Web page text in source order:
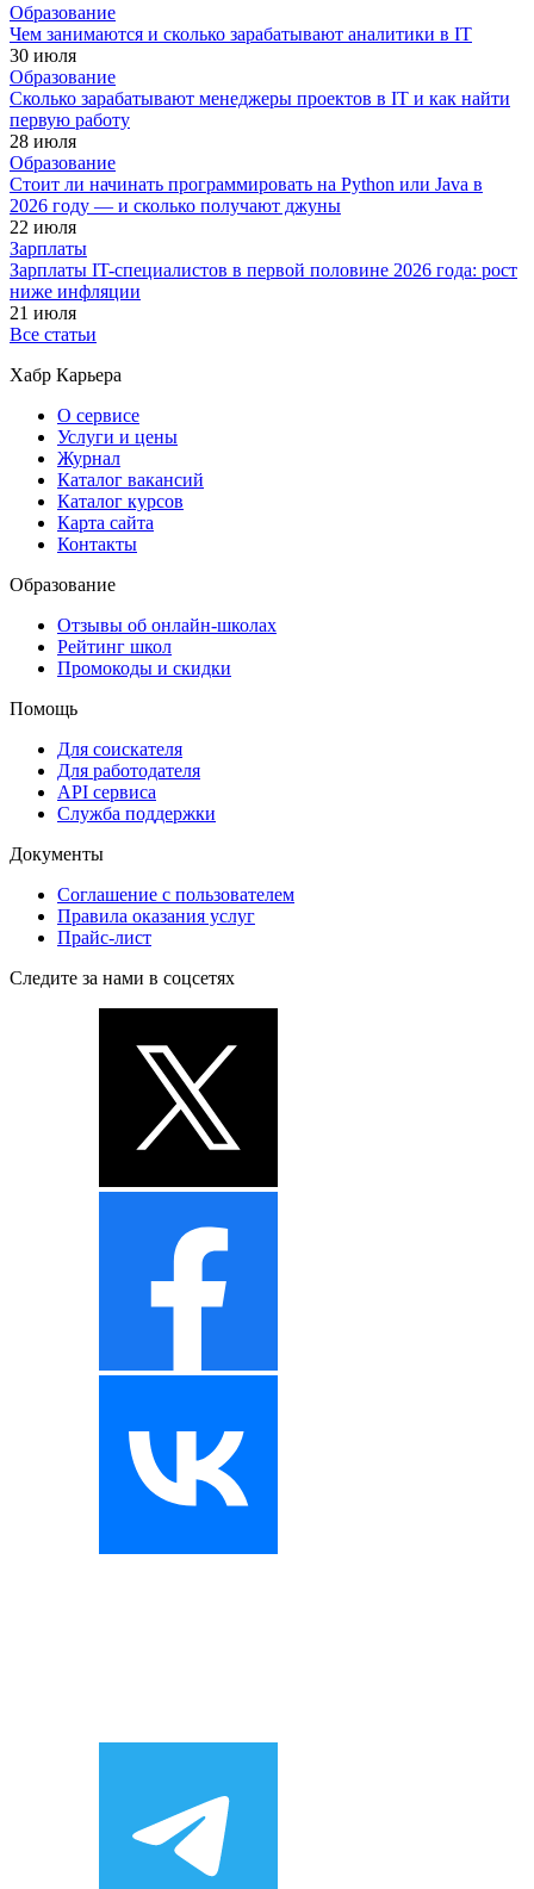
Образование
Чем занимаются и сколько зарабатывают аналитики в IT
30 июля
Образование
Сколько зарабатывают менеджеры проектов в IT и как найти
первую работу
28 июля
Образование
Стоит ли начинать программировать на Python или Java в
2026 году — и сколько получают джуны
22 июля
Зарплаты
Зарплаты IT-специалистов в первой половине 2026 года: рост
ниже инфляции
21 июля
Все статьи
Хабр Карьера
О сервисе
Услуги и цены
Журнал
Каталог вакансий
Каталог курсов
Карта сайта
Контакты
Образование
Отзывы об онлайн-школах
Рейтинг школ
Промокоды и скидки
Помощь
Для соискателя
Для работодателя
API сервиса
Служба поддержки
Документы
Соглашение с пользователем
Правила оказания услуг
Прайс-лист
Следите за нами в соцсетях